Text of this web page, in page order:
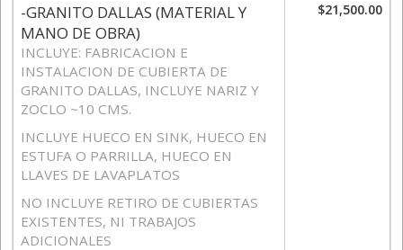
-GRANITO DALLAS (MATERIAL Y
MANO DE OBRA)
INCLUYE: FABRICACION E
INSTALACION DE CUBIERTA DE
GRANITO DALLAS, INCLUYE NARIZ Y
ZOCLO ~10 CMS.
INCLUYE HUECO EN SINK, HUECO EN
ESTUFA O PARRILLA, HUECO EN
LLAVES DE LAVAPLATOS
NO INCLUYE RETIRO DE CUBIERTAS
EXISTENTES, NI TRABAJOS
ADICIONALES
$21,500.00